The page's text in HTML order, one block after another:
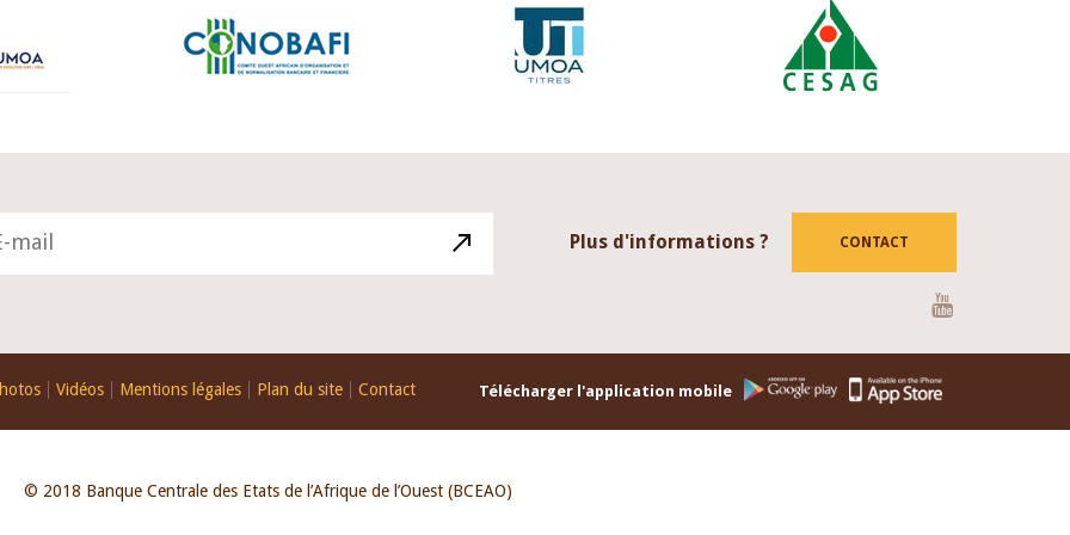
Plus d'informations ? CONTACT
Vidéos Mentions légales Plan du site Contact Télécharger l'application mobile
© 2018 Banque Centrale des Etats de l’Afrique de l’Ouest (BCEAO)